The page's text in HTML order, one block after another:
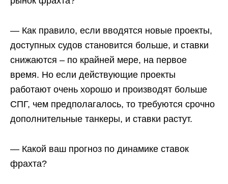
— Как правило, если вводятся новые проекты,
доступных судов становится больше, и ставки
снижаются – по крайней мере, на первое
время. Но если действующие проекты
работают очень хорошо и производят больше
СПГ, чем предполагалось, то требуются срочно
дополнительные танкеры, и ставки растут.
— Какой ваш прогноз по динамике ставок
фрахта?